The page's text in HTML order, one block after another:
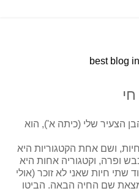
best blog
הצעיר שלי (כיתה א'), הוא
ושם אחת הקטגוריות היא
ופרה, וקטגוריה אחות היא
שתי חיות שאני לא זוכר (אולי
שם החיה הבאה. הביטו